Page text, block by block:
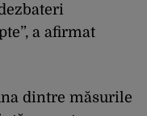
a afirmat
dintre măsurile